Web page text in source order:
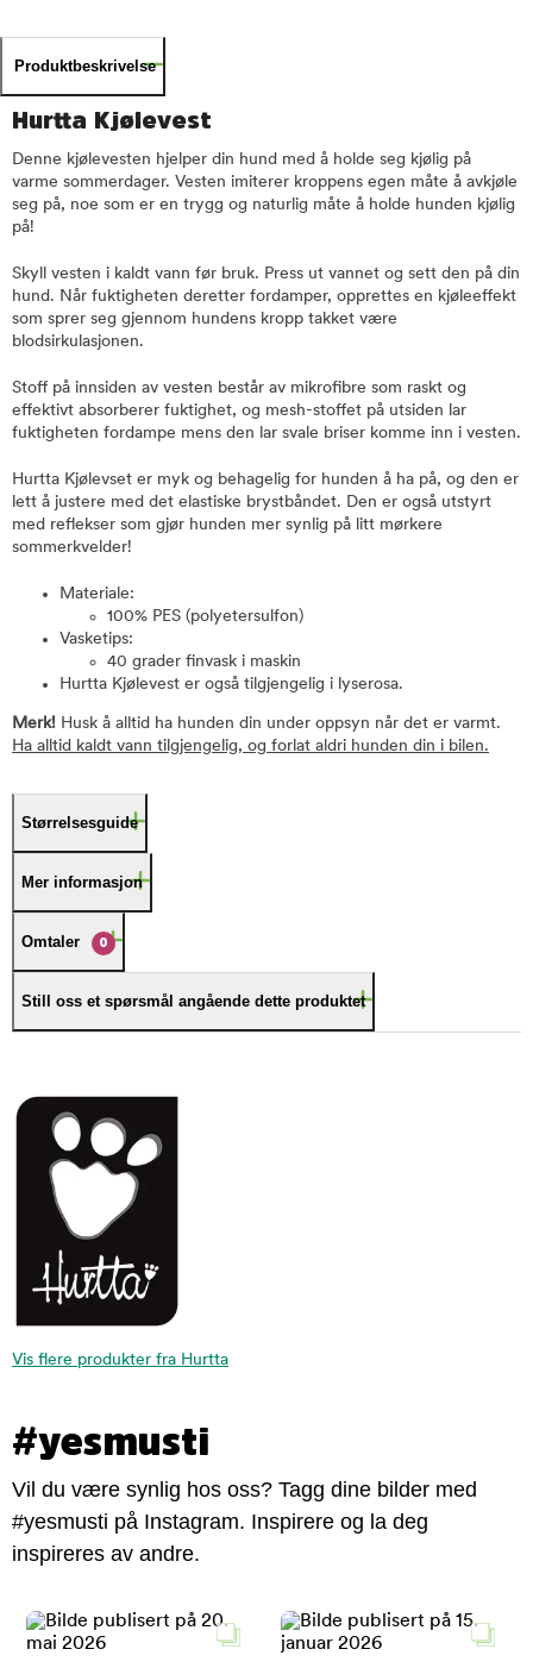
Produktbeskrivelse
Hurtta Kjølevest
Denne kjølevesten hjelper din hund med å holde seg kjølig på
varme sommerdager. Vesten imiterer kroppens egen måte å avkjøle
seg på, noe som er en trygg og naturlig måte å holde hunden kjølig
på!
Skyll vesten i kaldt vann før bruk. Press ut vannet og sett den på din
hund. Når fuktigheten deretter fordamper, opprettes en kjøleeffekt
som sprer seg gjennom hundens kropp takket være
blodsirkulasjonen.
Stoff på innsiden av vesten består av mikrofibre som raskt og
effektivt absorberer fuktighet, og mesh-stoffet på utsiden lar
fuktigheten fordampe mens den lar svale briser komme inn i vesten.
Hurtta Kjølevset er myk og behagelig for hunden å ha på, og den er
lett å justere med det elastiske brystbåndet. Den er også utstyrt
med reflekser som gjør hunden mer synlig på litt mørkere
sommerkvelder!
Materiale:
100% PES (polyetersulfon)
Vasketips:
40 grader finvask i maskin
Hurtta Kjølevest er også tilgjengelig i lyserosa.
Merk! Husk å alltid ha hunden din under oppsyn når det er varmt.
Ha alltid kaldt vann tilgjengelig, og forlat aldri hunden din i bilen.
Størrelsesguide
Mer informasjon
Omtaler 0
Still oss et spørsmål angående dette produktet
Vis flere produkter fra Hurtta
#yesmusti
Vil du være synlig hos oss? Tagg dine bilder med
#yesmusti på Instagram. Inspirere og la deg
inspireres av andre.